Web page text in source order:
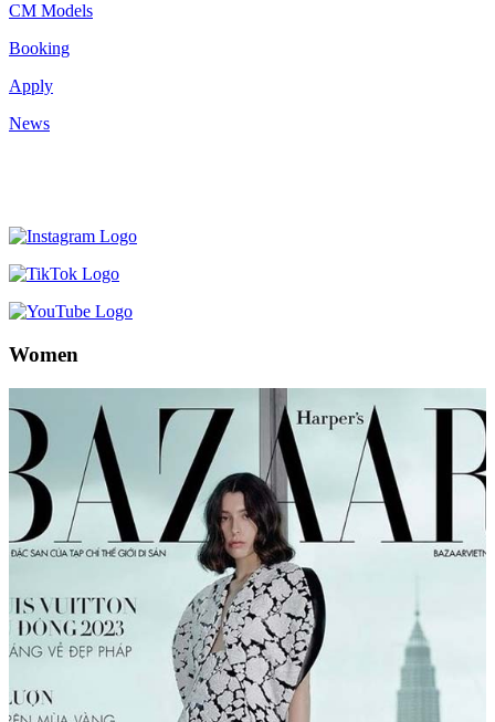
CM Models
Booking
Apply
News
Women